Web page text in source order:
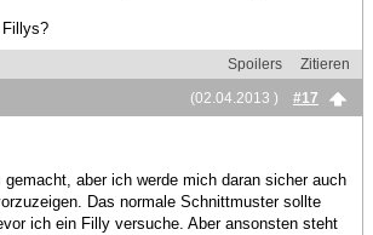
Spoilers
Zitieren
(02.04.2013 )
#17
gemacht, aber ich werde mich daran sicher auch
Das normale Schnittmuster sollte
ich ein Filly versuche. Aber ansonsten steht